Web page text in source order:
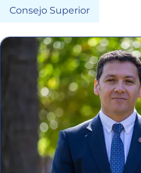
Consejo Superior